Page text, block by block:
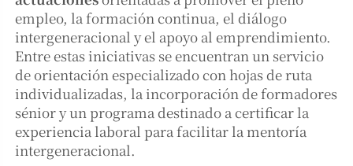
empleo, la formación continua, el diálogo
intergeneracional y el apoyo al emprendimiento.
Entre estas iniciativas se encuentran un servicio
de orientación especializado con hojas de ruta
individualizadas, la incorporación de formadores
sénior y un programa destinado a certificar la
experiencia laboral para facilitar la mentoría
intergeneracional.